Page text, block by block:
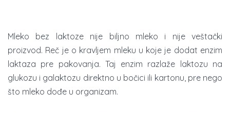
Mleko bez laktoze nije biljno mleko i nije veštački
proizvod. Reč je o kravljem mleku u koje je dodat enzim
laktaza pre pakovanja. Taj enzim razlaže laktozu na
glukozu i galaktozu direktno u bočici ili kartonu, pre nego
što mleko dođe u organizam.